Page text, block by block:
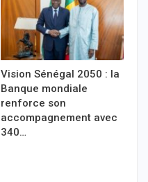
Vision Sénégal 2050 : la
Banque mondiale
renforce son
accompagnement avec
340…